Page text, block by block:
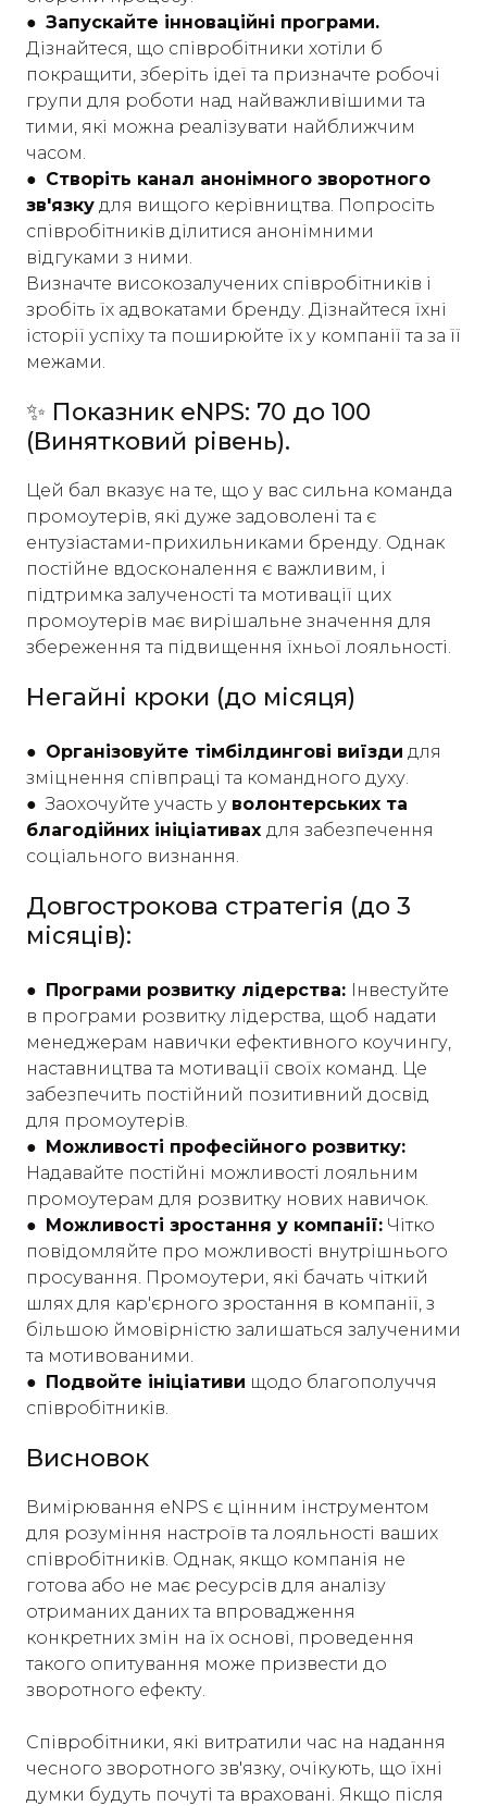
● Запускайте інноваційні програми.
Дізнайтеся, що співробітники хотіли б
покращити, зберіть ідеї та призначте робочі
групи для роботи над найважливішими та
тими, які можна реалізувати найближчим
часом.
● Створіть канал анонімного зворотного
зв'язку для вищого керівництва. Попросіть
співробітників ділитися анонімними
відгуками з ними.
Визначте високозалучених співробітників і
зробіть їх адвокатами бренду. Дізнайтеся їхні
історії успіху та поширюйте їх у компанії та за її
межами.
✨ Показник eNPS: 70 до 100
(Винятковий рівень).
Цей бал вказує на те, що у вас сильна команда
промоутерів, які дуже задоволені та є
ентузіастами-прихильниками бренду. Однак
постійне вдосконалення є важливим, і
підтримка залученості та мотивації цих
промоутерів має вирішальне значення для
збереження та підвищення їхньої лояльності.
Негайні кроки (до місяця)
● Організовуйте тімбілдингові виїзди для
зміцнення співпраці та командного духу.
●Заохочуйте участь у волонтерських та
благодійних ініціативах для забезпечення
соціального визнання.
Довгострокова стратегія (до 3
місяців):
● Програми розвитку лідерства: Інвестуйте
в програми розвитку лідерства, щоб надати
менеджерам навички ефективного коучингу,
наставництва та мотивації своїх команд. Це
забезпечить постійний позитивний досвід
для промоутерів.
● Можливості професійного розвитку:
Надавайте постійні можливості лояльним
промоутерам для розвитку нових навичок.
● Можливості зростання у компанії: Чітко
повідомляйте про можливості внутрішнього
просування. Промоутери, які бачать чіткий
шлях для кар'єрного зростання в компанії, з
більшою ймовірністю залишаться залученими
та мотивованими.
● Подвойте ініціативи щодо благополуччя
співробітників.
Висновок
Вимірювання eNPS є цінним інструментом
для розуміння настроїв та лояльності ваших
співробітників. Однак, якщо компанія не
готова або не має ресурсів для аналізу
отриманих даних та впровадження
конкретних змін на їх основі, проведення
такого опитування може призвести до
зворотного ефекту.
Співробітники, які витратили час на надання
чесного зворотного зв'язку, очікують, що їхні
думки будуть почуті та враховані. Якщо після